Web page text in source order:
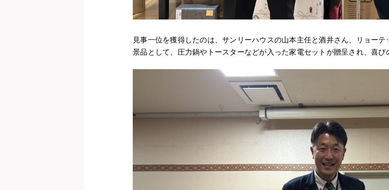
見事一位を獲得したのは、サンリーハウスの山本主任と酒井さん、リョーテ
景品として、圧力鍋やトースターなどが入った家電セットが贈呈され、喜び